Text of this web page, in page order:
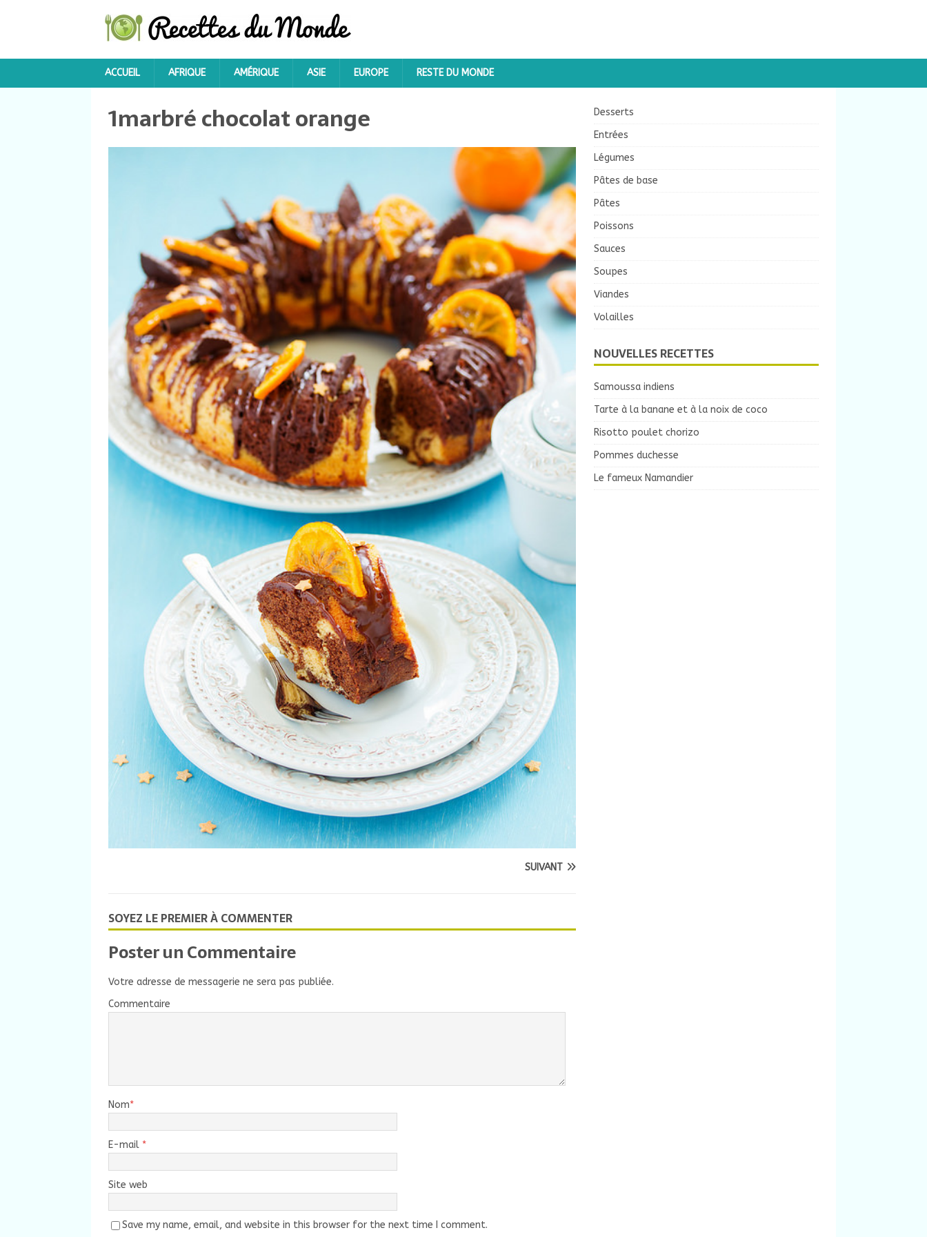
ACCUEIL AFRIQUE AMÉRIQUE ASIE EUROPE RESTE DU MONDE
1marbré chocolat orange
SUIVANT
SOYEZ LE PREMIER À COMMENTER
Poster un Commentaire
Votre adresse de messagerie ne sera pas publiée.
Commentaire
Nom*
E-mail *
Site web
Save my name, email, and website in this browser for the next time I comment.
Desserts
Entrées
Légumes
Pâtes de base
Pâtes
Poissons
Sauces
Soupes
Viandes
Volailles
NOUVELLES RECETTES
Samoussa indiens
Tarte à la banane et à la noix de coco
Risotto poulet chorizo
Pommes duchesse
Le fameux Namandier